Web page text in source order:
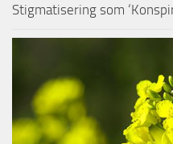
Stigmatisering som